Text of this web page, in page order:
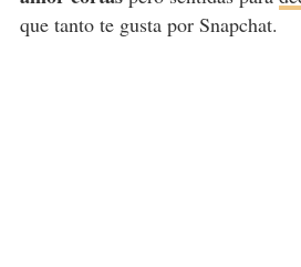
que tanto te gusta por Snapchat.